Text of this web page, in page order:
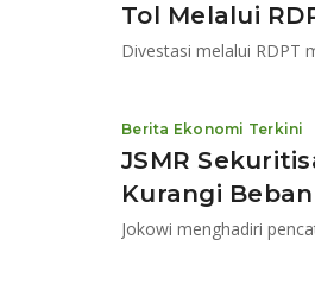
Tol Melalui
Divestasi melalui RDPT
JSMR
Kurangi Beban
Berita Ekonomi Terkini